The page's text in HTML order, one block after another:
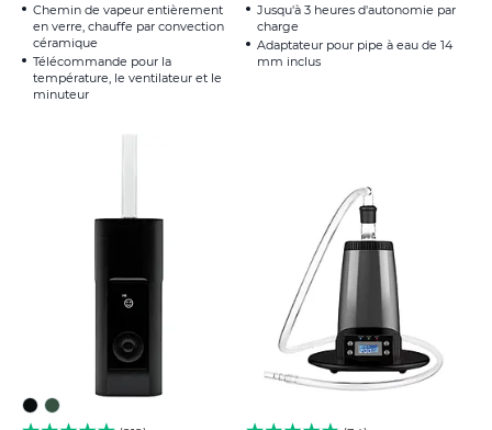
Chemin de vapeur entièrement
en verre, chauffe par convection
céramique
Télécommande pour la
température, le ventilateur et le
minuteur
Jusqu'à 3 heures d'autonomie par
charge
Adaptateur pour pipe à eau de 14
mm inclus